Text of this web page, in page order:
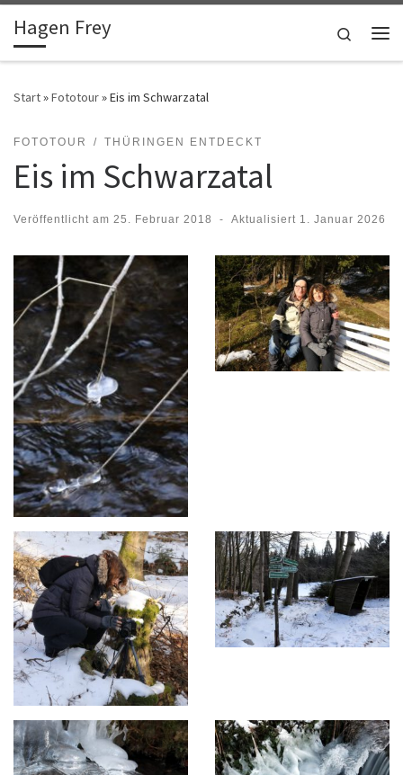
Zum Inhalt springen
Hagen Frey
Search
Start»Fototour»Eis im Schwarzatal
FOTOTOUR THÜRINGEN ENTDECKT
Eis im Schwarzatal
Veröffentlicht am 25. Februar 2018 - Aktualisiert 1. Januar 2026